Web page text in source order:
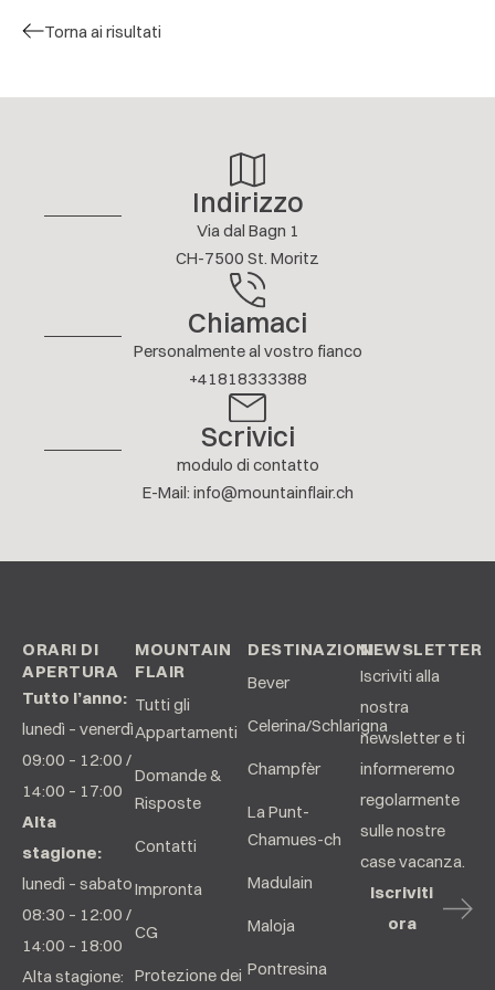
leider auch sehr laut.
Torna ai risultati
Indirizzo
Via dal Bagn 1
CH-7500 St. Moritz
Chiamaci
Personalmente al vostro fianco
+41818333388
Scrivici
modulo di contatto
E-Mail: info@mountainflair.ch
ORARI DI
APERTURA
Tutto l’anno:
lunedì – venerdì
09:00 – 12:00 /
14:00 – 17:00
Alta
stagione:
lunedì – sabato
08:30 – 12:00 /
14:00 – 18:00
Alta stagione:
MOUNTAIN
FLAIR
Tutti gli
Appartamenti
Domande &
Risposte
Contatti
Impronta
CG
Protezione dei
DESTINAZIONI
Bever
Celerina/Schlarigna
Champfèr
La Punt-
Chamues-ch
Madulain
Maloja
Pontresina
NEWSLETTER
Iscriviti alla
nostra
newsletter e ti
informeremo
regolarmente
sulle nostre
case vacanza.
Iscriviti
ora